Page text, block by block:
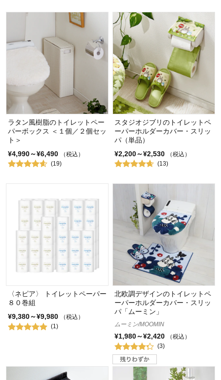
ラタン風樹脂のトイレットペー
パーボックス ＜１個／２個セッ
ト＞
¥4,990～¥6,490
（税込）
(19)
スタジオジブリのトイレットペ
ーパーホルダーカバー・スリッ
パ（単品）
¥2,200～¥2,530
（税込）
(13)
〈ネピア〉 トイレットペーパー
８０巻組
¥9,380～¥9,980
（税込）
(1)
北欧調デザインのトイレットペ
ーパーホルダーカバー・スリッ
パ「ムーミン」
ムーミン/MOOMIN
¥1,980～¥2,420
（税込）
(3)